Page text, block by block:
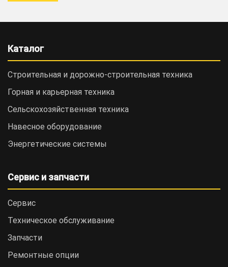
Каталог
Строительная и дорожно-cтроительная техника
Горная и карьерная техника
Сельскохозяйственная техника
Навесное оборудование
Энергетические системы
Сервис и запчасти
Сервис
Техническое обслуживание
Запчасти
Ремонтные опции